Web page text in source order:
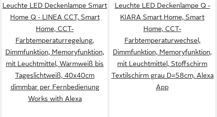
Leuchte LED Deckenlampe Smart
Home Q - LINEA CCT, Smart
Home, CCT-
Farbtemperaturregelung,
Dimmfunktion, Memoryfunktion,
mit Leuchtmittel, Warmweiß bis
Tageslichtweiß, 40x40cm
dimmbar per Fernbedienung
Works with Alexa
Leuchte LED Deckenlampe Q -
KIARA Smart Home, Smart
Home, CCT-
Farbtemperaturwechsel,
Dimmfunktion, Memoryfunktion,
mit Leuchtmittel, Stoffschirm
Textilschirm grau D=58cm, Alexa
App